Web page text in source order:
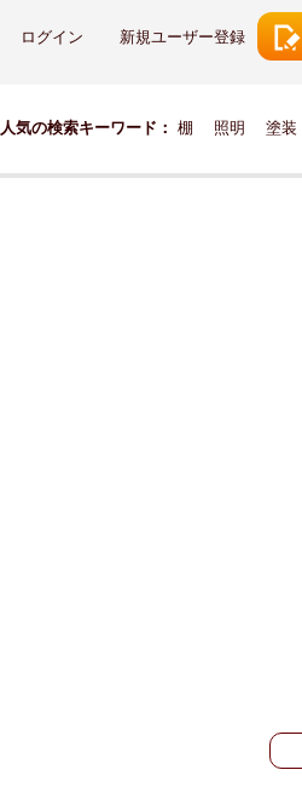
新規ユーザー登録
ログイン
人気の検索キーワード： 棚 照明 塗装